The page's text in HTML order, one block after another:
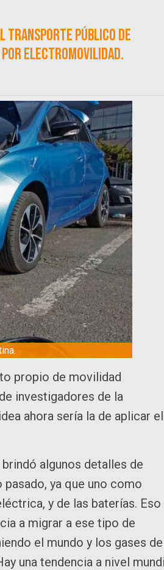
transporte público de
por electromovilidad.
propio de movilidad
investigadores de la
ahora sería la de aplicar el
algunos detalles de
ya que uno como
y de las baterías. Eso
a migrar a ese tipo de
el mundo y los gases de
una tendencia a nivel